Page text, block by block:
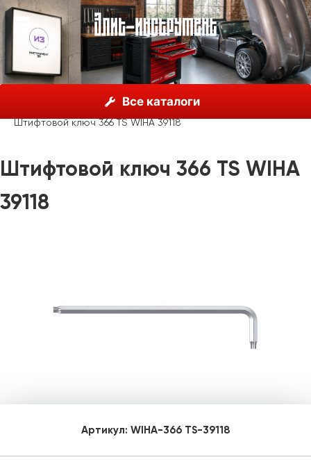
Все каталоги
Инструмент Wiha, Германия
Шестигранные ключи
Одиночные ключи Wiha
Штифтовой ключ 366 TS WIHA 39118
Штифтовой ключ 366 TS WIHA
39118
Артикул: WIHA-366 TS-39118